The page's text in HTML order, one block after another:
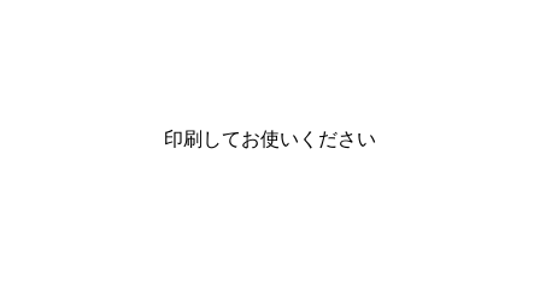
印刷してお使いください